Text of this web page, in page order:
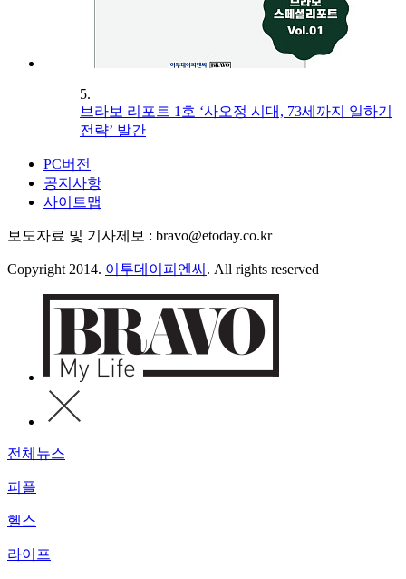
5.
브라보 리포트 1호 ‘사오정 시대, 73세까지 일하기
전략’ 발간
PC버전
공지사항
사이트맵
보도자료 및 기사제보 : bravo@etoday.co.kr
Copyright 2014. 이투데이피엔씨 . All rights reserved
전체뉴스
피플
헬스
라이프